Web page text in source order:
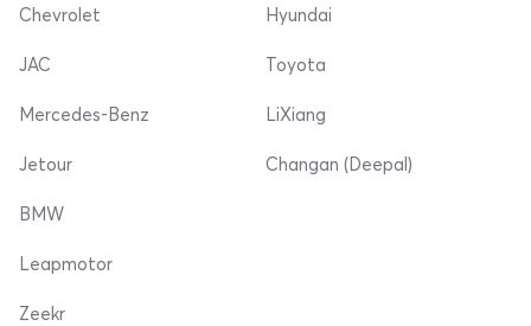
Chevrolet Hyundai
JAC
Mercedes-Benz
Jetour
Toyota
LiXiang
Changan (Deepal)
BMW
Leapmotor
Zeekr